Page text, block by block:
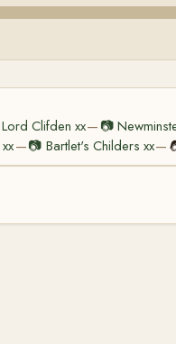
Lord Clifden xx— 📷
—📷 Bartlet's Childers xx—